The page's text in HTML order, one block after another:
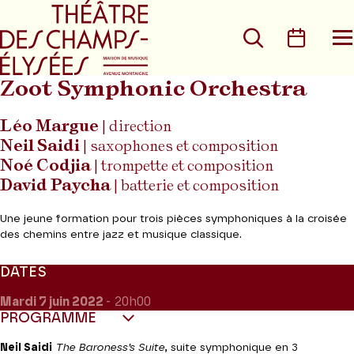
Aller au menu principal
Rechercher
Zoot Symphonic Orchestra
Léo Margue | direction
Neil Saidi | saxophones et composition
Noé Codjia| trompette et composition
David Paycha| batterie et composition
Une jeune formation pour trois pièces symphoniques à la croisée
des chemins entre jazz et musique classique.
DATES
Mardi 7 juin 2022 - 20h00
PROGRAMME
Neil Saidi The Baroness’s Suite, suite symphonique en 3